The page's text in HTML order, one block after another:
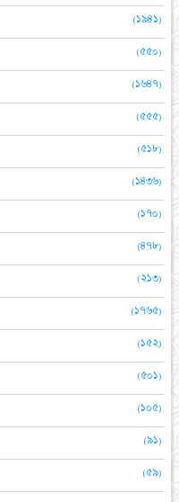
(১৯৪১)
(৫৫০)
(১৬৪৭)
(৫৫৫)
(৫১৮)
(১৪৩৬)
(১৭০)
(৪৭৮)
(২১৩)
(১৭৬৫)
(১৫২)
(৫০১)
(১০৫)
(৯১)
(৫৯)